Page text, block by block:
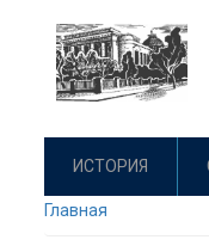
основному
содержанию
ИСТОРИЯ
Главная